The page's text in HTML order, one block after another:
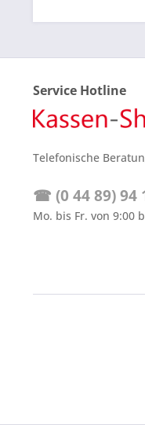
Service Hotline
Telefonische
☎ (0 44 89) 94
Mo. bis Fr. von 9:00